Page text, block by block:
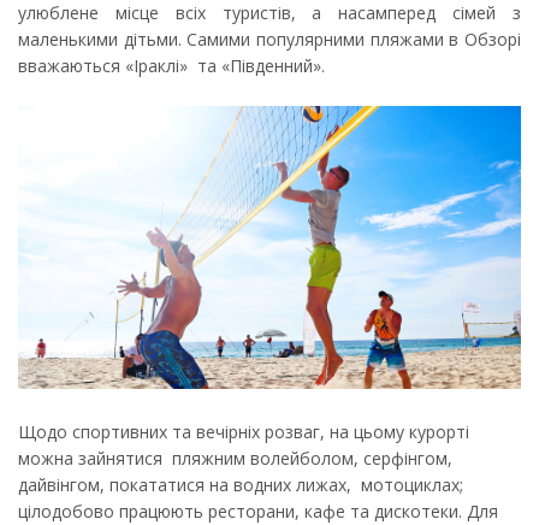
улюблене місце всіх туристів, а насамперед сімей з
маленькими дітьми. Самими популярними пляжами в Обзорі
вважаються «Іраклі» та «Південний».
Щодо спортивних та вечірніх розваг, на цьому курорті
можна зайнятися пляжним волейболом, серфінгом,
дайвінгом, покататися на водних лижах, мотоциклах;
цілодобово працюють ресторани, кафе та дискотеки. Для